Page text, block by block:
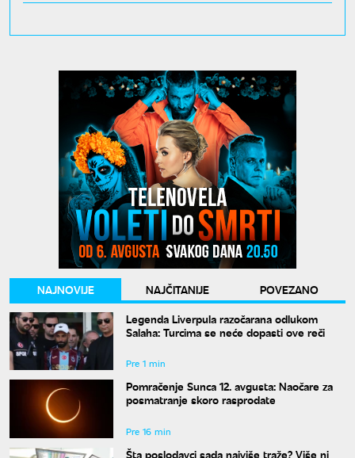
NAJNOVIJE NAJČITANIJE
POVEZANO
Legenda Liverpula razočarana odlukom
Salaha: Turcima se neće dopasti ove reči
Pre 1 min
Pomračenje Sunca 12. avgusta: Naočare za
posmatranje skoro rasprodate
Pre 16 min
Šta poslodavci sada najviše traže? Više ni